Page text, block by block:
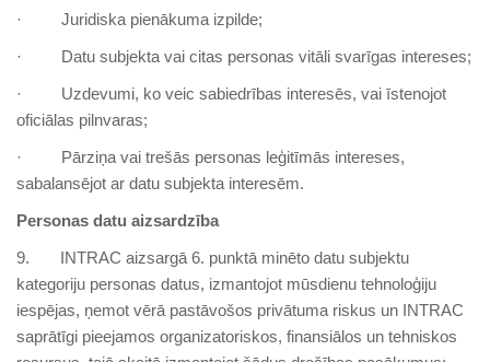
· Juridiska pienākuma izpilde;
· Datu subjekta vai citas personas vitāli svarīgas intereses;
· Uzdevumi, ko veic sabiedrības interesēs, vai īstenojot
oficiālas pilnvaras;
· Pārziņa vai trešās personas leģitīmās intereses,
sabalansējot ar datu subjekta interesēm.
Personas datu aizsardzība
9. INTRAC aizsargā 6. punktā minēto datu subjektu
kategoriju personas datus, izmantojot mūsdienu tehnoloģiju
iespējas, ņemot vērā pastāvošos privātuma riskus un INTRAC
saprātīgi pieejamos organizatoriskos, finansiālos un tehniskos